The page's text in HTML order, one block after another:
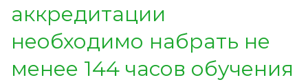
аккредитации
необходимо набрать не
менее 144 часов обучения